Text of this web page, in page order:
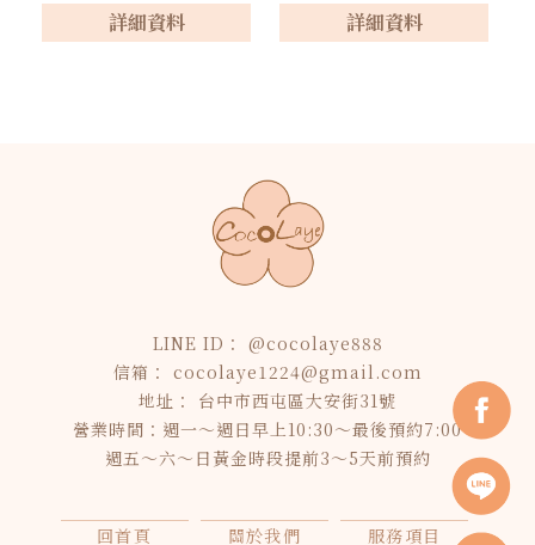
詳細資料 詳細資料
@cocolaye888
cocolaye1224@gmail.com
台中市西屯區大安街31號
營業時間：週一～週日早上10:30～最後預約7:00
週五～六～日黃金時段提前3～5天前預約
回首頁 關於我們 服務項目